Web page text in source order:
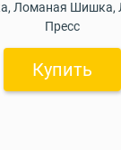
Ломаная Шишка,
Пресс
Купить